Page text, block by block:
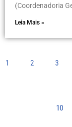
(Coordenadoria
Leia Mais »
1 2 3
10